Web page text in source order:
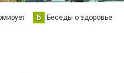
Б Беседы о здоровье